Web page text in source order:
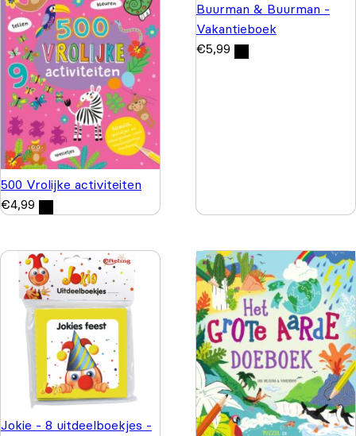
500 Vrolijke activiteiten
€4,99
Buurman & Buurman -
Vakantieboek
€5,99
Jokie - 8 uitdeelboekjes -